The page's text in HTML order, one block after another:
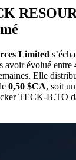
Limited
avoir évolué entre
Elle
0,50 $CA, soit
TECK-B.TO